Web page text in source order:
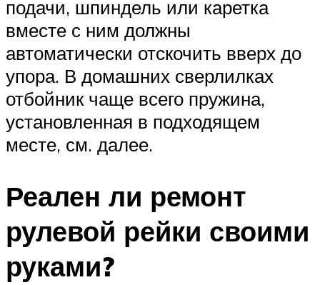
подачи, шпиндель или каретка
вместе с ним должны
автоматически отскочить вверх до
упора. В домашних сверлилках
отбойник чаще всего пружина,
установленная в подходящем
месте, см. далее.
Реален ли ремонт
рулевой рейки своими
руками?